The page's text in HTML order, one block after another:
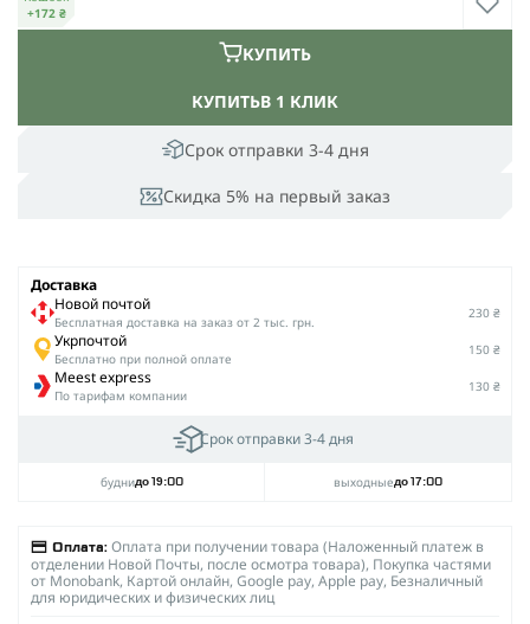
Срок отправки 3-4 дня
Скидка 5% на первый заказ
КУПИТЬВ 1 КЛИК
КУПИТЬ
+172 ₴
Доставка
Новой почтой
Беcплатная доставка на заказ от 2 тыс. грн.
230 ₴
Укрпочтой
Бесплатно при полной оплате
150 ₴
Meest express
По тарифам компании
130 ₴
Срок отправки 3-4 дня
буднидо 19:00 выходныедо 17:00
Оплата: Оплата при получении товара (Наложенный платеж в
отделении Новой Почты, после осмотра товара), Покупка частями
от Monobank, Картой онлайн, Google pay, Apple pay, Безналичный
для юридических и физических лиц